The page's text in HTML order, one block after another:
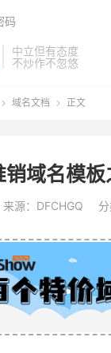
中立但有态度
不炒作不忽悠
码
 域名文档  正文
销域名模
来源：DFCHGQ 分